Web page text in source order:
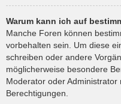
Warum kann ich auf
Manche Foren können
vorbehalten sein. Um diese
schreiben oder andere
möglicherweise besondere
Moderator oder Administrator
Berechtigungen.